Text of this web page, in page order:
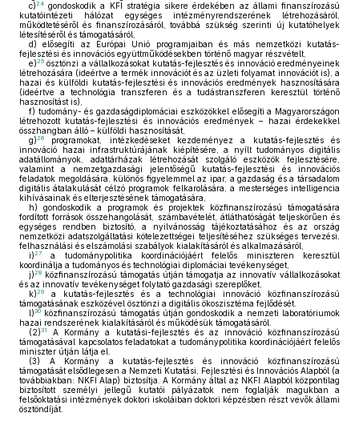
c)24 gondoskodik a KFI stratégia sikere érdekében az állami finanszírozású
kutatóintézeti hálózat egységes intézményrendszerének létrehozásáról,
működtetéséről és finanszírozásáról, továbbá szükség szerinti új kutatóhelyek
létesítéséről és támogatásáról,
d) elősegíti az Európai Unió programjaiban és más nemzetközi kutatás-
fejlesztési és innovációs együttműködésekben történő magyar részvételt,
e)25 ösztönzi a vállalkozásokat kutatás-fejlesztés és innováció eredményeinek
létrehozására (ideértve a termék innovációt és az üzleti folyamat innovációt is), a
hazai és külföldi kutatás-fejlesztési és innovációs eredmények hasznosítására
(ideértve a technológia transzferen és a tudástranszferen keresztül történő
hasznosítást is),
f) tudomány- és gazdaságdiplomáciai eszközökkel elősegíti a Magyarországon
létrehozott kutatás-fejlesztési és innovációs eredmények – hazai érdekekkel
összhangban álló – külföldi hasznosítását,
g)26
programokat, intézkedéseket kezdeményez a kutatás-fejlesztés és
innováció hazai infrastruktúrájának kiépítésére, a nyílt tudományos digitális
adatállományok, adattárházak létrehozását szolgáló eszközök fejlesztésére,
valamint a nemzetgazdasági jelentőségű kutatás-fejlesztési és innovációs
feladatok megoldására, különös figyelemmel az ipar, a gazdaság és a társadalom
digitális átalakulását célzó programok felkarolására, a mesterséges intelligencia
kihívásainak és elterjesztésének támogatására,
h) gondoskodik a programok és projektek közfinanszírozású támogatására
fordított források összehangolását, számbavételét, átláthatóságát teljeskörűen és
egységes rendben biztosító, a nyilvánosság tájékoztatásához és az ország
nemzetközi adatszolgáltatási kötelezettségei teljesítéséhez szükséges tervezési,
felhasználási és elszámolási szabályok kialakításáról és alkalmazásáról,
i)27
a tudománypolitika koordinációjáért felelős miniszteren keresztül
koordinálja a tudományos és technológiai diplomáciai tevékenységet,
j)28 közfinanszírozású támogatás útján támogatja az innovatív vállalkozásokat
és az innovatív tevékenységet folytató gazdasági szereplőket,
k)29
a kutatás-fejlesztés és a technológiai innováció közfinanszírozású
támogatásának eszközével ösztönzi a digitális ökoszisztéma fejlődését.
l)30 közfinanszírozású támogatás útján gondoskodik a nemzeti laboratóriumok
hazai rendszerének kialakításáról és működésük támogatásáról.
(2)31
A Kormány a kutatási-fejlesztés és az innováció közfinanszírozású
támogatásával kapcsolatos feladatokat a tudománypolitika koordinációjáért felelős
miniszter útján látja el.
(3) A Kormány a kutatás-fejlesztés és innováció közfinanszírozású
támogatását elsődlegesen a Nemzeti Kutatási, Fejlesztési és Innovációs Alapból (a
továbbiakban: NKFI Alap) biztosítja. A Kormány által az NKFI Alapból központilag
biztosított személyi jellegű kutatói pályázatok nem foglalják magukban a
felsőoktatási intézmények doktori iskoláiban doktori képzésben részt vevők állami
ösztöndíját.